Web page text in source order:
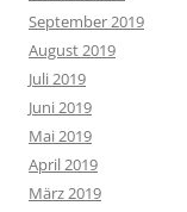
September 2019
August 2019
Juli 2019
Juni 2019
Mai 2019
April 2019
März 2019